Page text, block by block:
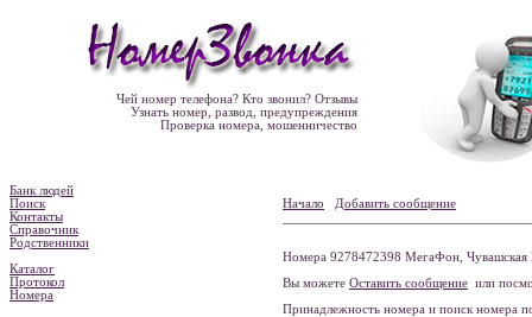
Чей номер телефона? Кто звонил? Отзывы
Узнать номер, развод, предупреждения
Проверка номера, мошенничество
Банк людей
Поиск
Контакты
Справочник
Родственники
Каталог
Протокол
Номера
Начало Добавить сообщение
Номера 9278472398 МегаФон, Чувашская
Вы можете Оставить сообщение или
Принадлежность номера и поиск номера